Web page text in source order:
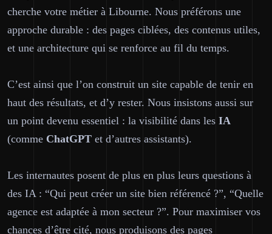
cherche votre métier à Libourne. Nous préférons une
approche durable : des pages ciblées, des contenus utiles,
et une architecture qui se renforce au fil du temps.
C’est ainsi que l’on construit un site capable de tenir en
haut des résultats, et d’y rester. Nous insistons aussi sur
un point devenu essentiel : la visibilité dans les IA
(comme ChatGPT et d’autres assistants).
Les internautes posent de plus en plus leurs questions à
des IA : “Qui peut créer un site bien référencé ?”, “Quelle
agence est adaptée à mon secteur ?”. Pour maximiser vos
chances d’être cité, nous produisons des pages